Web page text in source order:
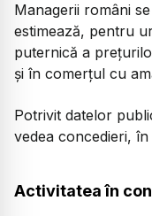
Managerii români
estimează, pentru
puternică a
și în comerțul cu
Potrivit datelor
vedea concedieri,
Activitatea în